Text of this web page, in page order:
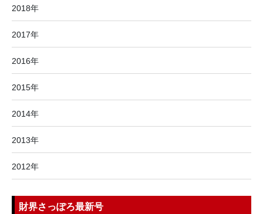
2018年
2017年
2016年
2015年
2014年
2013年
2012年
財界さっぽろ最新号